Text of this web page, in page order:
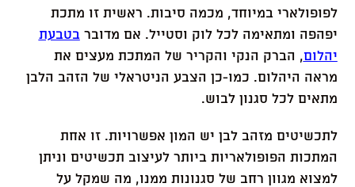
לפופולארי במיוחד, מכמה סיבות. ראשית זו מתכת
יפהפה ומתאימה לכל לוק וסטייל. אם מדובר בטבעת
יהלום, הברק הנקי והקריר של המתכת מעצים את
מראה היהלום. כמו-כן הצבע הניטראלי של הזהב הלבן
מתאים לכל סגנון לבוש.
לתכשיטים מזהב לבן יש המון אפשרויות. זו אחת
המתכות הפופולאריות ביותר לעיצוב תכשיטים וניתן
למצוא מגוון רחב של סגנונות ממנו, מה שמקל על